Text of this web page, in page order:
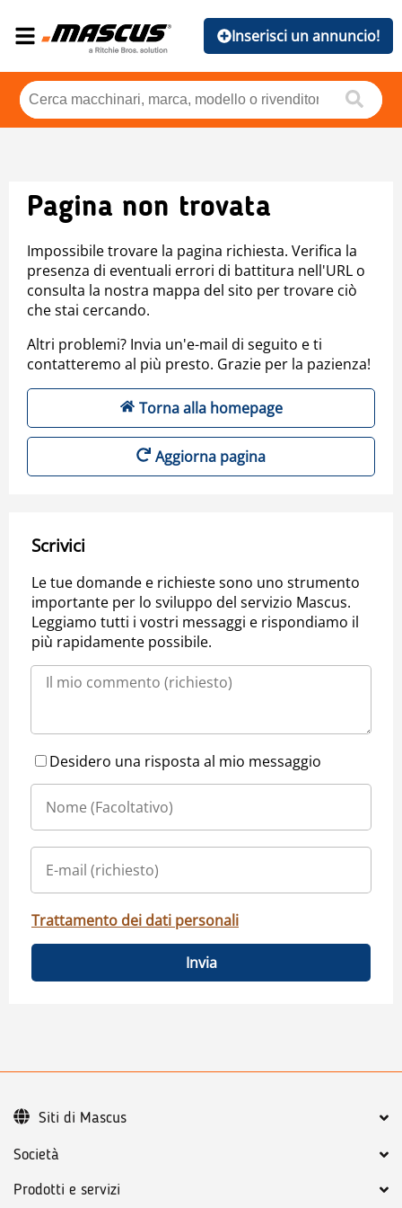
Inserisci un annuncio!
Pagina non trovata
Impossibile trovare la pagina richiesta. Verifica la
presenza di eventuali errori di battitura nell'URL o
consulta la nostra mappa del sito per trovare ciò
che stai cercando.
Altri problemi? Invia un'e-mail di seguito e ti
contatteremo al più presto. Grazie per la pazienza!
Torna alla homepage
Aggiorna pagina
Scrivici
Le tue domande e richieste sono uno strumento
importante per lo sviluppo del servizio Mascus.
Leggiamo tutti i vostri messaggi e rispondiamo il
più rapidamente possibile.
Desidero una risposta al mio messaggio
Trattamento dei dati personali
Invia
Società
Prodotti e servizi
Siti di Mascus